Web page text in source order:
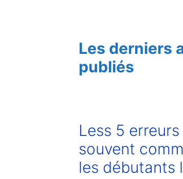
Les derniers
publiés
Less 5
souvent
les débutants